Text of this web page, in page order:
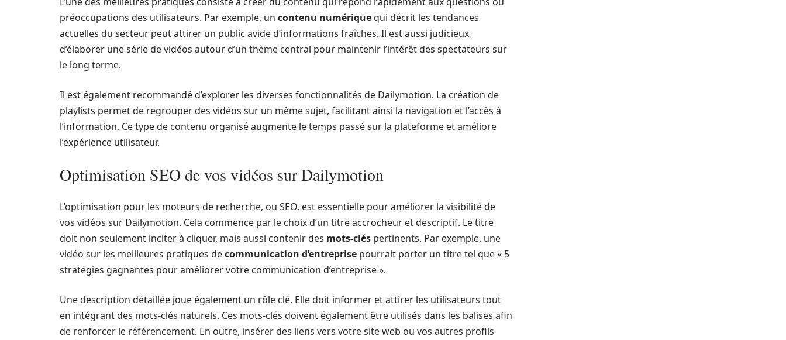
préoccupations des utilisateurs. Par exemple, un contenu numériquequi décrit les tendances
actuelles du secteur peut attirer un public avide d’informations fraîches. Il est aussi judicieux
d’élaborer une série de vidéos autour d’un thème central pour maintenir l’intérêt des spectateurs sur
le long terme.
Il est également recommandé d’explorer les diverses fonctionnalités de Dailymotion. La création de
playlists permet de regrouper des vidéos sur un même sujet, facilitant ainsi la navigation et l’accès à
l’information. Ce type de contenu organisé augmente le temps passé sur la plateforme et améliore
l’expérience utilisateur.
Optimisation SEO de vos vidéos sur Dailymotion
L’optimisation pour les moteurs de recherche, ou SEO, est essentielle pour améliorer la visibilité de
vos vidéos sur Dailymotion. Cela commence par le choix d’un titre accrocheur et descriptif. Le titre
doit non seulement inciter à cliquer, mais aussi contenir des mots-clés pertinents. Par exemple, une
vidéo sur les meilleures pratiques decommunication d’entreprise pourrait porter un titre tel que « 5
stratégies gagnantes pour améliorer votre communication d’entreprise ».
Une description détaillée joue également un rôle clé. Elle doit informer et attirer les utilisateurs tout
en intégrant des mots-clés naturels. Ces mots-clés doivent également être utilisés dans les balises afin
de renforcer le référencement. En outre, insérer des liens vers votre site web ou vos autres profils